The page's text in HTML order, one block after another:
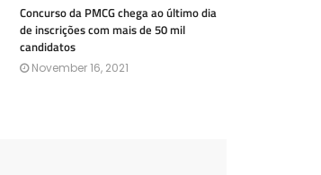
Concurso da PMCG chega ao último dia
de inscrições com mais de 50 mil
candidatos
November 16, 2021